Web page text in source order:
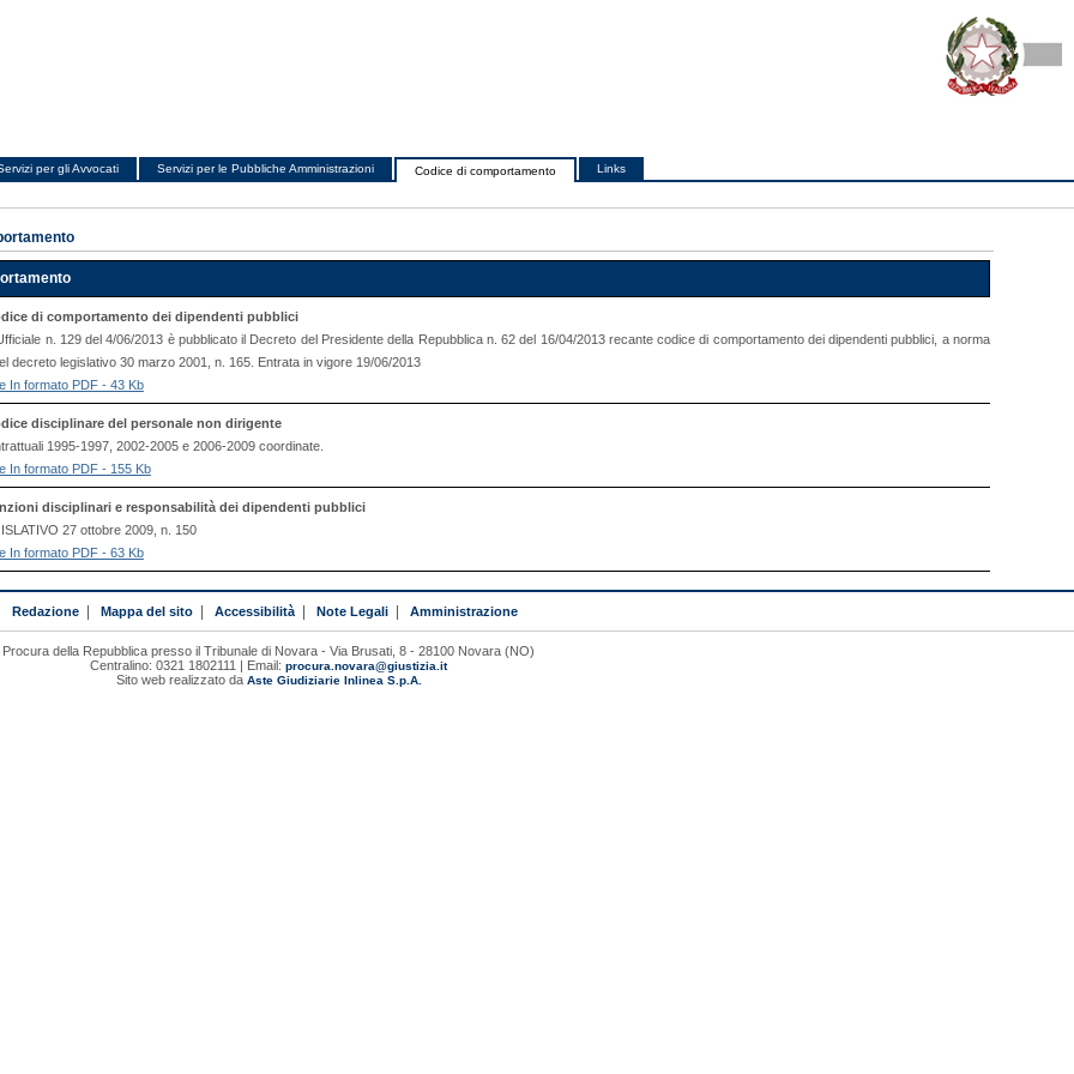
per gli Avvocati Servizi per le Pubbliche Amministrazioni Codice di comportamento
Links
di comportamento dei dipendenti pubblici
n. 129 del 4/06/2013 è pubblicato il Decreto del Presidente della Repubblica n. 62 del 16/04/2013 recante codice di comportamento dei dipendenti pubblici, a norma
decreto legislativo 30 marzo 2001, n. 165. Entrata in vigore 19/06/2013
In formato PDF - 43 Kb
disciplinare del personale non dirigente
1995-1997, 2002-2005 e 2006-2009 coordinate.
In formato PDF - 155 Kb
disciplinari e responsabilità dei dipendenti pubblici
27 ottobre 2009, n. 150
In formato PDF - 63 Kb
Redazione Mappa del sito Accessibilità Note Legali Amministrazione
Procura della Repubblica presso il Tribunale di Novara - Via Brusati, 8 - 28100 Novara (NO)
Centralino: 0321 1802111 | Email: procura.novara@giustizia.it
Sito web realizzato da Aste Giudiziarie Inlinea S.p.A.